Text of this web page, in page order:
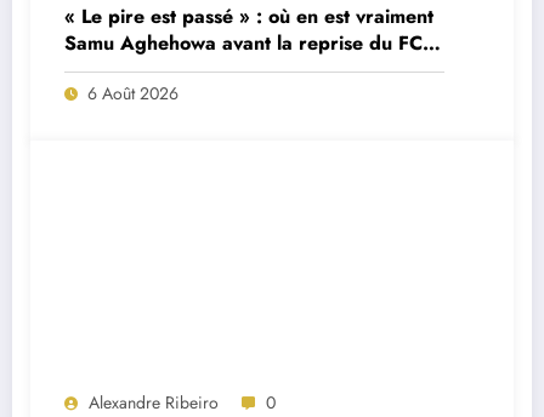
« Le pire est passé » : où en est vraiment
Samu Aghehowa avant la reprise du FC
Porto ?
6 Août 2026
Alexandre Ribeiro 0